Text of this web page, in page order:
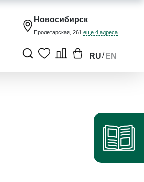
Новосибирск
Пролетарская, 261 еще 4 адреса
RU/ EN